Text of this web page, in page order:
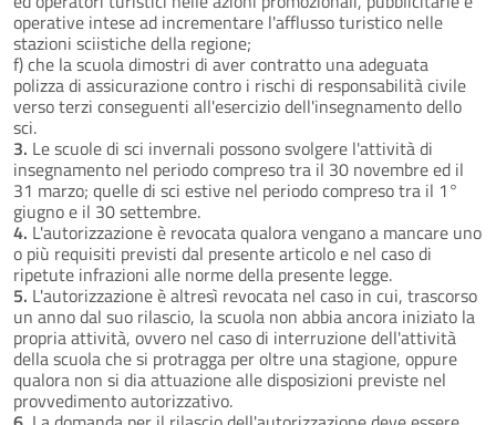
operative intese ad incrementare l'afflusso turistico nelle
stazioni sciistiche della regione;
f) che la scuola dimostri di aver contratto una adeguata
polizza di assicurazione contro i rischi di responsabilità civile
verso terzi conseguenti all'esercizio dell'insegnamento dello
sci.
3. Le scuole di sci invernali possono svolgere l'attività di
insegnamento nel periodo compreso tra il 30 novembre ed il
31 marzo; quelle di sci estive nel periodo compreso tra il 1°
giugno e il 30 settembre.
4. L'autorizzazione è revocata qualora vengano a mancare uno
o più requisiti previsti dal presente articolo e nel caso di
ripetute infrazioni alle norme della presente legge.
5. L'autorizzazione è altresì revocata nel caso in cui, trascorso
un anno dal suo rilascio, la scuola non abbia ancora iniziato la
propria attività, ovvero nel caso di interruzione dell'attività
della scuola che si protragga per oltre una stagione, oppure
qualora non si dia attuazione alle disposizioni previste nel
provvedimento autorizzativo.